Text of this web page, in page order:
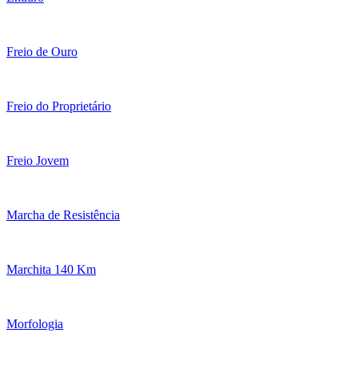
Freio de Ouro
Freio do Proprietário
Freio Jovem
Marcha de Resistência
Marchita 140 Km
Morfologia